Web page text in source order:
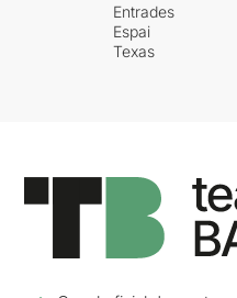
Entrades
Espai
Texas